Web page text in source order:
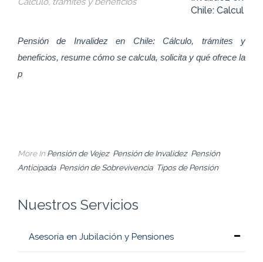
Chile: Calcul
Pensión de Invalidez en Chile: Cálculo, trámites y
beneficios, resume cómo se calcula, solicita y qué ofrece la
p
More In Pensión de Vejez Pensión de Invalidez Pensión
Anticipada Pensión de Sobrevivencia Tipos de Pensión
Nuestros Servicios
Asesoría en Jubilación y Pensiones